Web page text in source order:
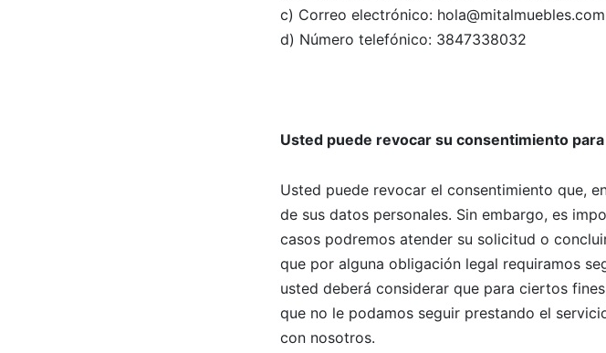
c) Correo electrónico: hola@mitalmuebles.com
d) Número telefónico: 3847338032
Usted puede revocar su consentimiento
Usted puede revocar el consentimiento que,
de sus datos personales. Sin embargo, es
casos podremos atender su solicitud o
que por alguna obligación legal requiramos
usted deberá considerar que para ciertos
que no le podamos seguir prestando el
con nosotros.